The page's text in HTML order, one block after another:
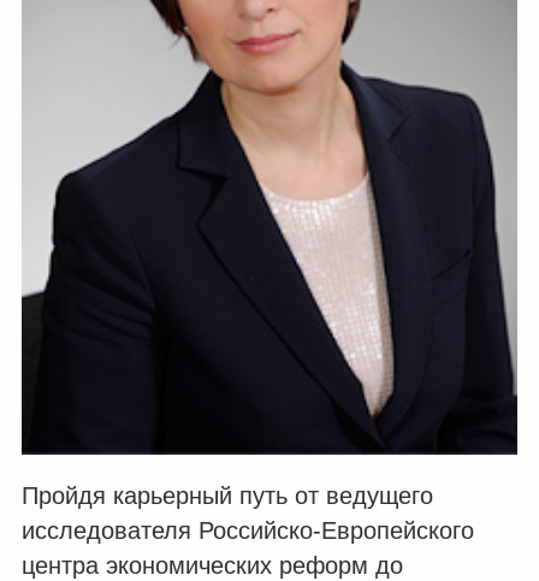
Пройдя карьерный путь от ведущего
исследователя Российско-Европейского
центра экономических реформ до